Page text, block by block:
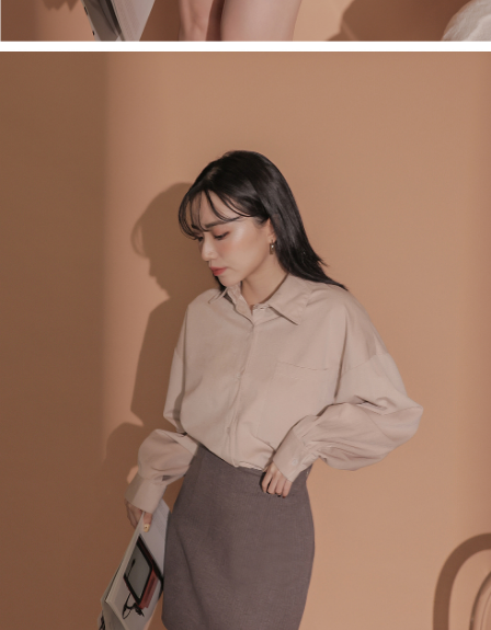
Mobile / Pemindahan bank / Pembayaran J街口 / iPASS MONEY" dan
saluran lain.
tuntutan harga jual/beli ansuran kepada syarikat ini untuk membayar bil
2. Berdasarkan tujuan kontrak persetujuan pembayaran menggunakan
"Pembayaran Ansuran Gogo", kedai akan memberikan maklumat peribadi
anda (termasuk nama, telefon atau alamat) kepada Taiwan Mobile untuk
pengumpulan, pemprosesan dan penggunaan, untuk pengesahan,
semakan dan pembetulan data yang diperlukan untuk bil ansuran oleh
3. Sila baca syarat perkhidmatan pengguna secara lengkap melalui
pautan berikut: https://oppay.tw/userRule